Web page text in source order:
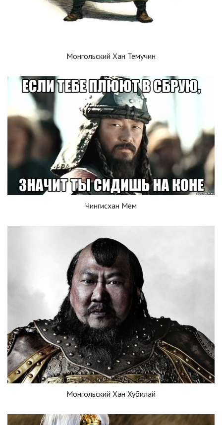
Монгольский Хан Темучин
Чингисхан Мем
Монгольский Хан Хубилай